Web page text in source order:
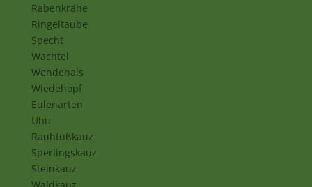
Rabenkrähe
Ringeltaube
Specht
Wachtel
Wendehals
Wiedehopf
Eulenarten
Uhu
Rauhfußkauz
Sperlingskauz
Steinkauz
Waldkauz